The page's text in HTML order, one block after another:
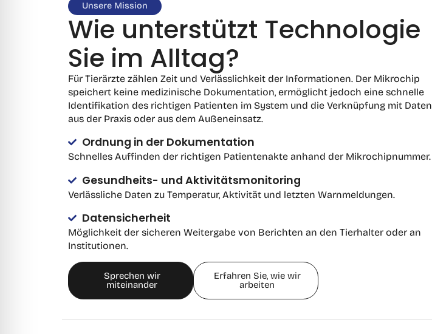
Unsere Mission
Wie unterstützt Technologie
Sie im Alltag?
Für Tierärzte zählen Zeit und Verlässlichkeit der Informationen. Der Mikrochip
speichert keine medizinische Dokumentation, ermöglicht jedoch eine schnelle
Identifikation des richtigen Patienten im System und die Verknüpfung mit Daten
aus der Praxis oder aus dem Außeneinsatz.
Ordnung in der Dokumentation
Schnelles Auffinden der richtigen Patientenakte anhand der Mikrochipnummer.
Gesundheits- und Aktivitätsmonitoring
Verlässliche Daten zu Temperatur, Aktivität und letzten Warnmeldungen.
Datensicherheit
Möglichkeit der sicheren Weitergabe von Berichten an den Tierhalter oder an
Institutionen.
Sprechen wir
miteinander
Erfahren Sie, wie wir
arbeiten